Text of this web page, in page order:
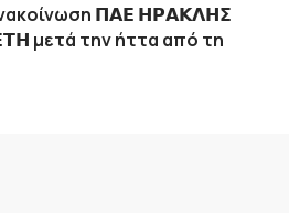
𝝥𝝖𝝚 𝝜𝝦𝝖𝝟𝝠𝝜𝝨
μετά την ήττα από τη